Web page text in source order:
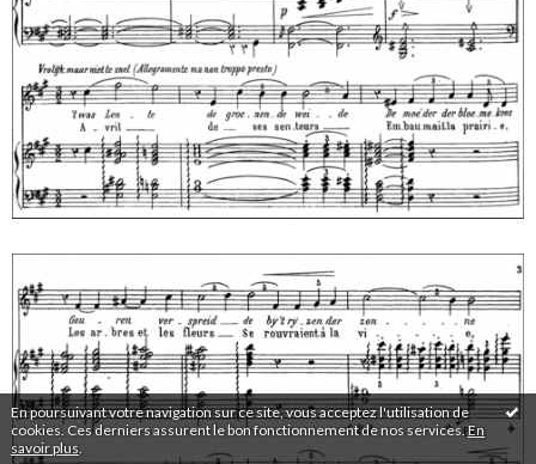
En poursuivant votre navigation sur ce site, vous acceptez l'utilisation de
cookies. Ces derniers assurent le bon fonctionnement de nos services.En
savoir plus